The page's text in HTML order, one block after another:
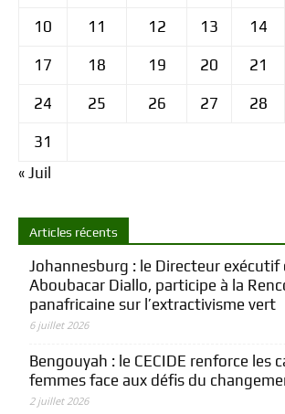
10 11 12 13 14
17 18 19 20 21
24 25 26 27 28
31
« Juil
Articles récents
Johannesburg : le Directeur exécutif
Aboubacar Diallo, participe à la
panafricaine sur l’extractivisme vert
6 juillet 2026
Bengouyah : le CECIDE renforce les
femmes face aux défis du
2 juillet 2026